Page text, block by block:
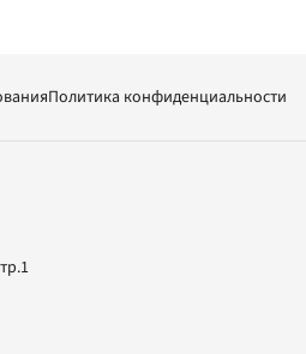
Политика конфиденциальности